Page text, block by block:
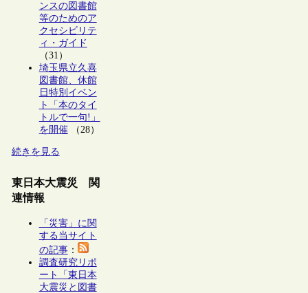
ンスの図書館
等のためのア
クセシビリテ
ィ・ガイド
（31）
埼玉県立久喜
図書館、休館
日特別イベン
ト「本のタイ
トルで一句!」
を開催（28）
続きを見る
東日本大震災 関
連情報
「災害」に関
する当サイト
の記事：
調査研究リポ
ート「東日本
大震災と図書